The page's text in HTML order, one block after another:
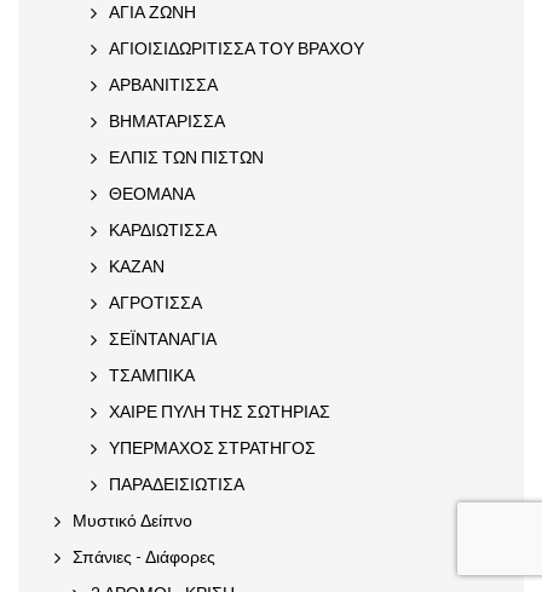
ΑΓΙΑ ΖΩΝΗ
ΑΓΙΟΙΣΙΔΩΡΙΤΙΣΣΑ ΤΟΥ ΒΡΑΧΟΥ
ΑΡΒΑΝΙΤΙΣΣΑ
ΒΗΜΑΤΑΡΙΣΣΑ
ΕΛΠΙΣ ΤΩΝ ΠΙΣΤΩΝ
ΘΕΟΜΑΝΑ
ΚΑΡΔΙΩΤΙΣΣΑ
ΚΑΖΑΝ
ΑΓΡΟΤΙΣΣΑ
ΣΕΪΝΤΑΝΑΓΙΑ
ΤΣΑΜΠΙΚΑ
ΧΑΙΡΕ ΠΥΛΗ ΤΗΣ ΣΩΤΗΡΙΑΣ
ΥΠΕΡΜΑΧΟΣ ΣΤΡΑΤΗΓΟΣ
ΠΑΡΑΔΕΙΣΙΩΤΙΣΑ
Μυστικό Δείπνο
Σπάνιες - Διάφορες